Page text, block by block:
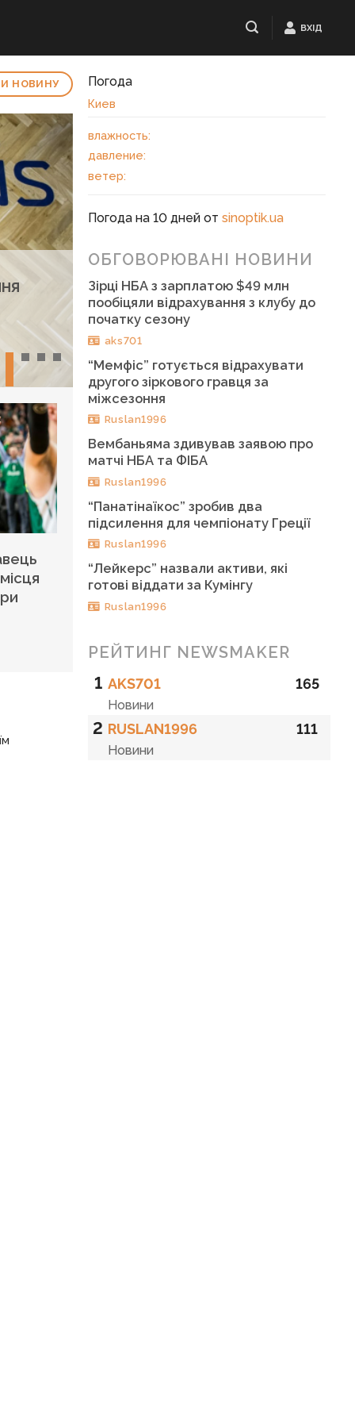
ВХІД
НОВИНУ Погода
Киев
влажность:
давление:
ветер:
Погода на 10 дней отsinoptik.ua
ОБГОВОРЮВАНІ НОВИНИ
Зірці НБА з зарплатою $49 млн
пообіцяли відрахування з клубу до
початку сезону
aks701
“Мемфіс” готується відрахувати
другого зіркового гравця за
міжсезоння
Ruslan1996
Вембаньяма здивував заявою про
матчі НБА та ФІБА
Ruslan1996
“Панатінаїкос” зробив два
підсилення для чемпіонату Греції
Ruslan1996
“Лейкерс” назвали активи, які
готові віддати за Кумінгу
Ruslan1996
РЕЙТИНГ NEWSMAKER
1 AKS701
Новини
165
2 RUSLAN1996
Новини
111